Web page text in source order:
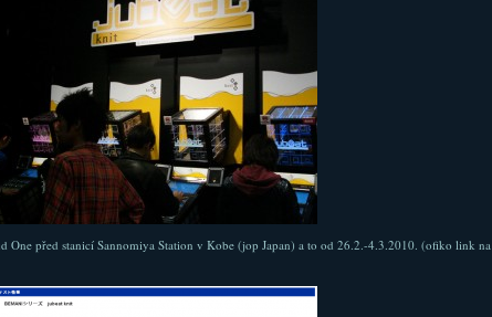
One před stanicí Sannomiya Station v Kobe (jop Japan) a to od 26.2.-4.3.2010. (ofiko link na